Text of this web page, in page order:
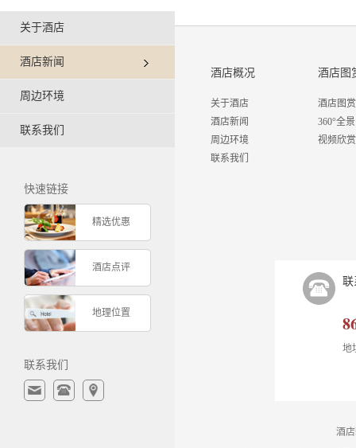
关于酒店
酒店新闻
周边环境
联系我们
快速链接
精选优惠
酒店点评
地理位置
联系我们
酒店概况
关于酒店
酒店新闻
周边环境
联系我们
酒店图
酒店图赏
360°全景
视频欣赏
联
地
酒